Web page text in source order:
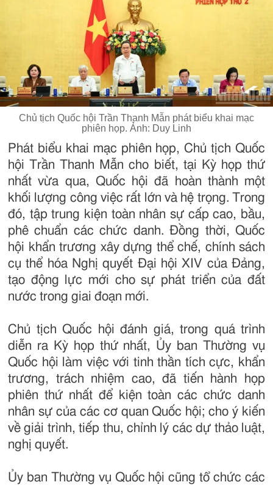
Chủ tịch Quốc hội Trần Thanh Mẫn phát biểu khai mạc
phiên họp. Ảnh: Duy Linh
Phát biểu khai mạc phiên họp, Chủ tịch Quốc
hội Trần Thanh Mẫn cho biết, tại Kỳ họp thứ
nhất vừa qua, Quốc hội đã hoàn thành một
khối lượng công việc rất lớn và hệ trọng. Trong
đó, tập trung kiện toàn nhân sự cấp cao, bầu,
phê chuẩn các chức danh. Đồng thời, Quốc
hội khẩn trương xây dựng thể chế, chính sách
cụ thể hóa Nghị quyết Đại hội XIV của Đảng,
tạo động lực mới cho sự phát triển của đất
nước trong giai đoạn mới.
Chủ tịch Quốc hội đánh giá, trong quá trình
diễn ra Kỳ họp thứ nhất, Ủy ban Thường vụ
Quốc hội làm việc với tinh thần tích cực, khẩn
trương, trách nhiệm cao, đã tiến hành họp
phiên thứ nhất để kiện toàn các chức danh
nhân sự của các cơ quan Quốc hội; cho ý kiến
về giải trình, tiếp thu, chỉnh lý các dự thảo luật,
nghị quyết.
Ủy ban Thường vụ Quốc hội cũng tổ chức các